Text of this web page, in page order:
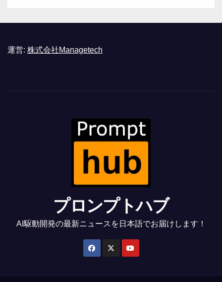
運営: 株式会社Managetech
プロンプトハブ
AI駆動開発の最新ニュースを日本語でお届けします！